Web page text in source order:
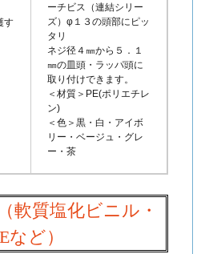
す
ーチビス（連結シリー
ズ）φ１３の頭部にピッ
タリ
ネジ径４㎜から５．１
㎜の皿頭・ラッパ頭に
取り付けできます。
＜材質＞PE(ポリエチレ
ン)
＜色＞黒・白・アイボ
リー・ベージュ・グレ
ー・茶
軟質塩化ビニル・
など）